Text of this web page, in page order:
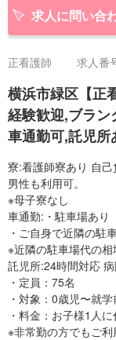
求人に問い合
正看護師 求人番
横浜市緑区【正
経験歓迎,ブラ
車通勤可,託児所
寮:看護師寮あり 自
男性も利用可。
※母子寮なし
車通勤:・駐車場あり
・ご自身で近隣の駐
※近隣の駐車場代の
託児所:24時間対応
・定員：75名
・対象：0歳児〜就
・料金：お子様1人
※非常勤の方でもご